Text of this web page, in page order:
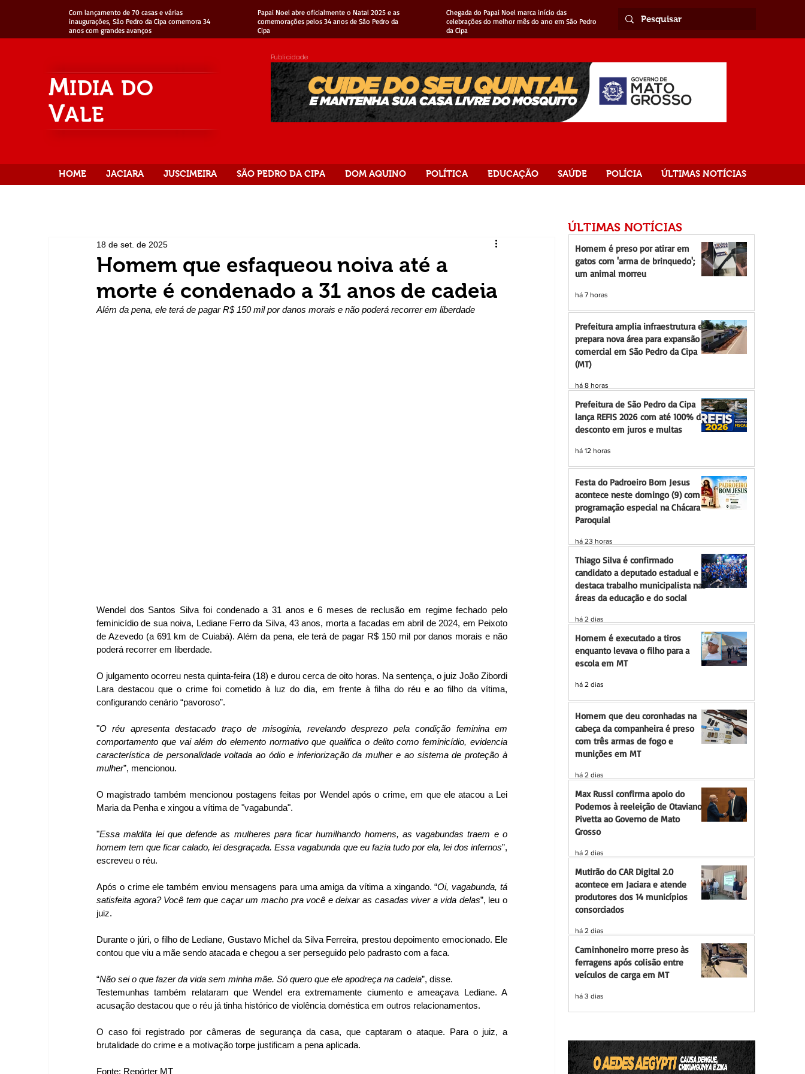
Com lançamento de 70 casas e várias
inaugurações, São Pedro da Cipa comemora 34
anos com grandes avanços
Papai Noel abre oficialmente o Natal 2025 e as
comemorações pelos 34 anos de São Pedro da
Cipa
Chegada do Papai Noel marca início das
celebrações do melhor mês do ano em São Pedro
da Cipa
MIDIA DO
VALE
Publicidade
HOME JACIARA JUSCIMEIRA SÃO PEDRO DA CIPA DOM AQUINO POLÍTICA EDUCAÇÃO SAÚDE POLÍCIA ÚLTIMAS NOTÍCIAS
Homem que esfaqueou noiva até a
morte é condenado a 31 anos de cadeia
18 de set. de 2025
Além da pena, ele terá de pagar R$ 150 mil por danos morais e não poderá recorrer em liberdade
Wendel dos Santos Silva foi condenado a 31 anos e 6 meses de reclusão em regime fechado pelo
feminicídio de sua noiva, Lediane Ferro da Silva, 43 anos, morta a facadas em abril de 2024, em Peixoto
de Azevedo (a 691 km de Cuiabá). Além da pena, ele terá de pagar R$ 150 mil por danos morais e não
poderá recorrer em liberdade.
O julgamento ocorreu nesta quinta-feira (18) e durou cerca de oito horas. Na sentença, o juiz João Zibordi
Lara destacou que o crime foi cometido à luz do dia, em frente à filha do réu e ao filho da vítima,
configurando cenário “pavoroso”.
"O réu apresenta destacado traço de misoginia, revelando desprezo pela condição feminina em
comportamento que vai além do elemento normativo que qualifica o delito como feminicídio, evidencia
característica de personalidade voltada ao ódio e inferiorização da mulher e ao sistema de proteção à
mulher”, mencionou.
O magistrado também mencionou postagens feitas por Wendel após o crime, em que ele atacou a Lei
Maria da Penha e xingou a vítima de "vagabunda".
"Essa maldita lei que defende as mulheres para ficar humilhando homens, as vagabundas traem e o
homem tem que ficar calado, lei desgraçada. Essa vagabunda que eu fazia tudo por ela, lei dos infernos”,
escreveu o réu.
Após o crime ele também enviou mensagens para uma amiga da vítima a xingando. “Oi, vagabunda, tá
satisfeita agora? Você tem que caçar um macho pra você e deixar as casadas viver a vida delas”, leu o
juiz.
Durante o júri, o filho de Lediane, Gustavo Michel da Silva Ferreira, prestou depoimento emocionado. Ele
contou que viu a mãe sendo atacada e chegou a ser perseguido pelo padrasto com a faca.
“Não sei o que fazer da vida sem minha mãe. Só quero que ele apodreça na cadeia”, disse.
Testemunhas também relataram que Wendel era extremamente ciumento e ameaçava Lediane. A
acusação destacou que o réu já tinha histórico de violência doméstica em outros relacionamentos.
O caso foi registrado por câmeras de segurança da casa, que captaram o ataque. Para o juiz, a
brutalidade do crime e a motivação torpe justificam a pena aplicada.
Fonte: Repórter MT
ÚLTIMAS NOTÍCIAS
Homem é preso por atirar em
gatos com 'arma de brinquedo';
um animal morreu
há 7 horas
Prefeitura amplia infraestrutura e
prepara nova área para expansão
comercial em São Pedro da Cipa
(MT)
há 8 horas
Prefeitura de São Pedro da Cipa
lança REFIS 2026 com até 100% de
desconto em juros e multas
há 12 horas
Festa do Padroeiro Bom Jesus
acontece neste domingo (9) com
programação especial na Chácara
Paroquial
há 23 horas
Thiago Silva é confirmado
candidato a deputado estadual e
destaca trabalho municipalista nas
áreas da educação e do social
há 2 dias
Homem é executado a tiros
enquanto levava o filho para a
escola em MT
há 2 dias
Homem que deu coronhadas na
cabeça da companheira é preso
com três armas de fogo e
munições em MT
há 2 dias
Max Russi confirma apoio do
Podemos à reeleição de Otaviano
Pivetta ao Governo de Mato
Grosso
há 2 dias
Mutirão do CAR Digital 2.0
acontece em Jaciara e atende
produtores dos 14 municípios
consorciados
há 2 dias
Caminhoneiro morre preso às
ferragens após colisão entre
veículos de carga em MT
há 3 dias